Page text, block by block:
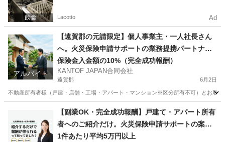
Lacotto Ad
アルバイト
【遠賀郡の元請限定】個人事業主・一人社長さん
へ。火災保険申請サポートの業務提携パートナー
募集
保険金入金額の10%（完全成功報酬）
KANTOF JAPAN合同会社
遠賀郡 6月2日
不動産所有者様（戸建・店舗・工場・アパート・マンション※区分所有不可）とお取
その他 火災保険
【副業OK・完全成功報酬】戸建て・アパート所有
者へのご紹介だけ。火災保険申請サポートの案件
紹介スタッフ募集（福岡・大分・佐賀・山口）
1件あたり平均5万円以上